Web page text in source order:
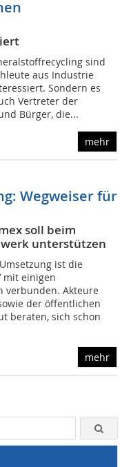
sind
aus Industrie
Sondern es
Vertreter der
Bürger, die...
mehr
Wegweiser für
soll beim
unterstützen
ist die
mit einigen
verbunden. Akteure
der öffentlichen
beraten, sich schon
mehr